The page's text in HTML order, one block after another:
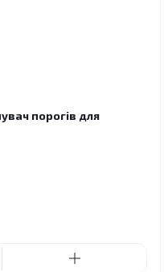
порогів для